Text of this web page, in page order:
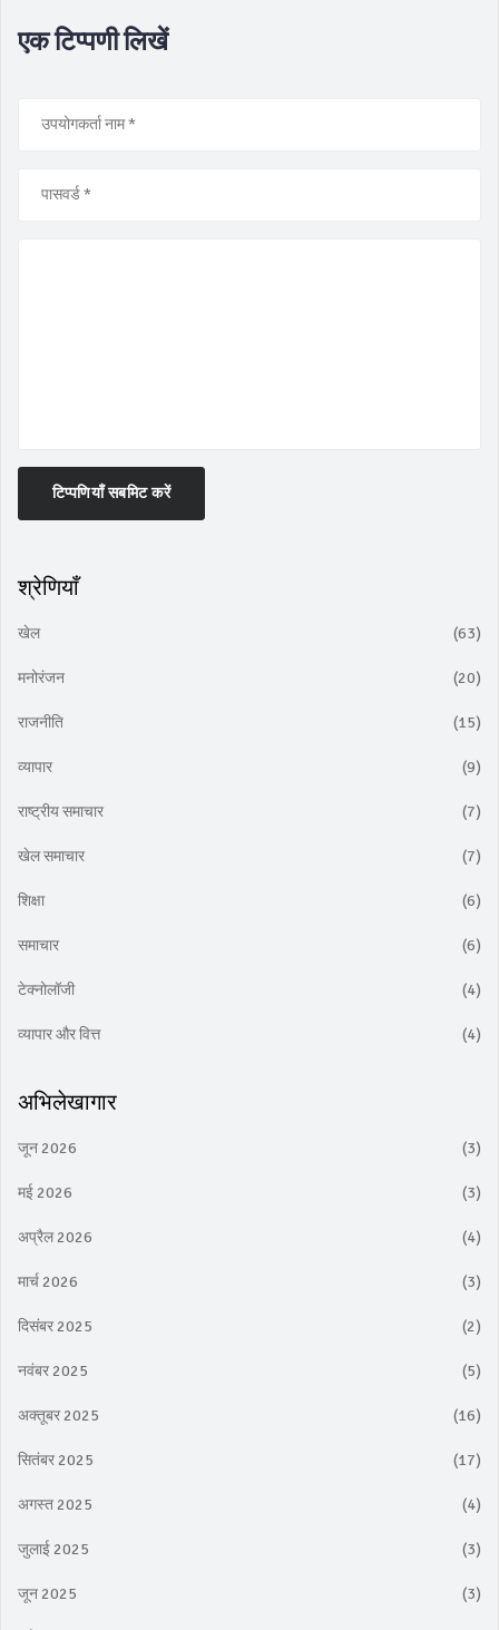
एक टिप्पणी लिखें
टिप्पणियाँ सबमिट करें
श्रेणियाँ
खेल (63)
मनोरंजन (20)
राजनीति (15)
व्यापार (9)
राष्ट्रीय समाचार (7)
खेल समाचार (7)
शिक्षा (6)
समाचार (6)
टेक्नोलॉजी (4)
व्यापार और वित्त (4)
अभिलेखागार
जून 2026 (3)
मई 2026 (3)
अप्रैल 2026 (4)
मार्च 2026 (3)
दिसंबर 2025 (2)
नवंबर 2025 (5)
अक्तूबर 2025 (16)
सितंबर 2025 (17)
अगस्त 2025 (4)
जुलाई 2025 (3)
जून 2025 (3)